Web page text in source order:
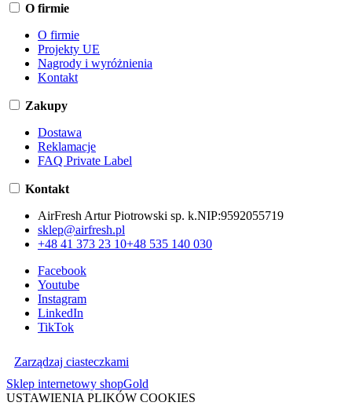
O firmie
O firmie
Projekty UE
Nagrody i wyróżnienia
Kontakt
Zakupy
Dostawa
Reklamacje
FAQ Private Label
Kontakt
AirFresh Artur Piotrowski sp. k.NIP:9592055719
sklep@airfresh.pl
+48 41 373 23 10+48 535 140 030
Facebook
Youtube
Instagram
LinkedIn
TikTok
Zarządzaj ciasteczkami
Sklep internetowy shopGold
USTAWIENIA PLIKÓW COOKIES